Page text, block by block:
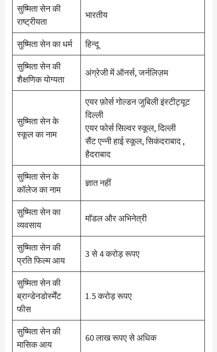
सुष्मिता सेन की
राष्ट्रीयता
भारतीय
सुष्मिता सेन का धर्म
हिन्दू
सुष्मिता सेन की
शैक्षणिक योग्यता
अंग्रेजी में ऑनर्स, जर्नलिज़म
सुष्मिता सेन के
स्कूल का नाम
एयर फ़ोर्स गोल्डन जुबिली इंस्टीट्यूट
दिल्ली
एयर फोर्स सिल्वर स्कूल, दिल्ली
सैंट एन्नी हाई स्कूल, सिकंदराबाद ,
हैदराबाद
सुष्मिता सेन के
कॉलेज का नाम
ज्ञात नहीं
सुष्मिता सेन का
व्यवसाय
मॉडल और अभिनेत्री
सुष्मिता सेन की
प्रति फिल्म आय
3 से 4 करोड़ रूपए
सुष्मिता सेन की
ब्रान्डेनडोर्स्मेंट
फीस
1.5 करोड़ रूपए
सुष्मिता सेन की
मासिक आय
60 लाख रूपए से अधिक